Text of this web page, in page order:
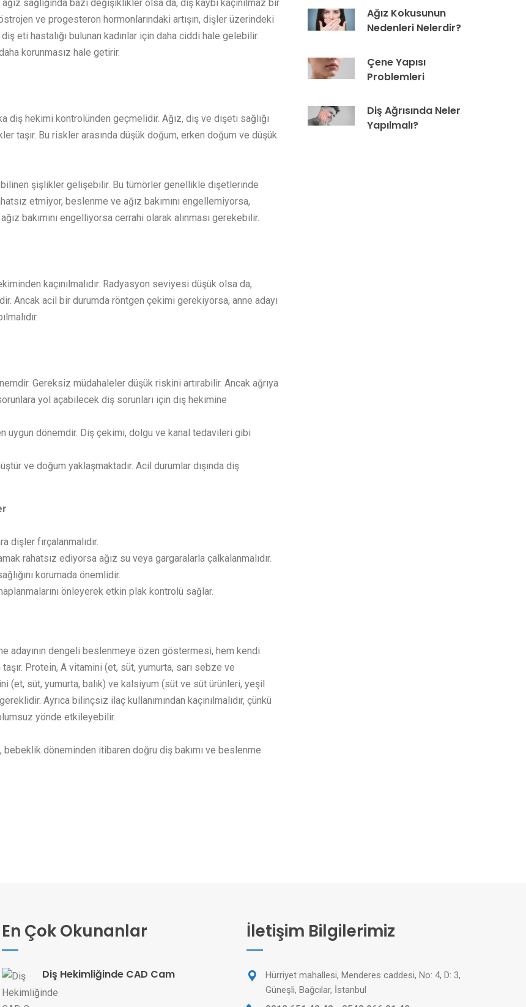
sağlığında bazı değişiklikler olsa da, diş kaybı kaçınılmaz bir
ve progesteron hormonlarındaki artışın, dişler üzerindeki
eti hastalığı bulunan kadınlar için daha ciddi hale gelebilir.
korunmasız hale getirir.
diş hekimi kontrolünden geçmelidir. Ağız, diş ve dişeti sağlığı
taşır. Bu riskler arasında düşük doğum, erken doğum ve düşük
şişlikler gelişebilir. Bu tümörler genellikle dişetlerinde
etmiyor, beslenme ve ağız bakımını engellemiyorsa,
bakımını engelliyorsa cerrahi olarak alınması gerekebilir.
kaçınılmalıdır. Radyasyon seviyesi düşük olsa da,
Ancak acil bir durumda röntgen çekimi gerekiyorsa, anne adayı
Gereksiz müdahaleler düşük riskini artırabilir. Ancak ağrıya
yol açabilecek diş sorunları için diş hekimine
uygun dönemdir. Diş çekimi, dolgu ve kanal tedavileri gibi
ve doğum yaklaşmaktadır. Acil durumlar dışında diş
dişler fırçalanmalıdır.
rahatsız ediyorsa ağız su veya gargaralarla çalkalanmalıdır.
korumada önemlidir.
önleyerek etkin plak kontrolü sağlar.
adayının dengeli beslenmeye özen göstermesi, hem kendi
Protein, A vitamini (et, süt, yumurta, sarı sebze ve
(et, süt, yumurta, balık) ve kalsiyum (süt ve süt ürünleri, yeşil
Ayrıca bilinçsiz ilaç kullanımından kaçınılmalıdır, çünkü
yönde etkileyebilir.
döneminden itibaren doğru diş bakımı ve beslenme
Ağız Kokusunun
Nedenleri Nelerdir?
Çene Yapısı
Problemleri
Diş Ağrısında Neler
Yapılmalı?
En Çok Okunanlar
Diş Hekimliğinde CAD Cam
İletişim Bilgilerimiz
Hürriyet mahallesi, Menderes caddesi, No: 4, D: 3,
Güneşli, Bağcılar, İstanbul